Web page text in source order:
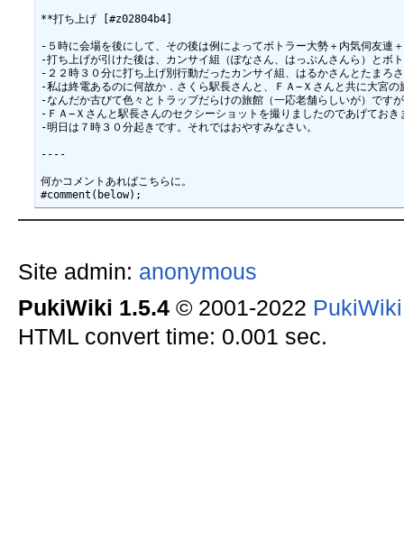
**打ち上げ [#z02804b4]
-５時に会場を後にして、その後は例によってボトラー大勢＋内気伺友連
-打ち上げが引けた後は、カンサイ組（ぽなさん、はっぷんさんら）とボ
-２２時３０分に打ち上げ別行動だったカンサイ組、はるかさんとたまろ
-私は終電あるのに何故か．さくら駅長さんと、ＦＡ−Ｘさんと共に大宮
-なんだか古びて色々とトラップだらけの旅館（一応老舗らしいが）です
-ＦＡ−Ｘさんと駅長さんのセクシーショットを撮りましたのであげてお
-明日は７時３０分起きです。それではおやすみなさい。
----
何かコメントあればこちらに。
Site admin: anonymous
PukiWiki 1.5.4© 2001-2022
HTML convert time: 0.001 sec.